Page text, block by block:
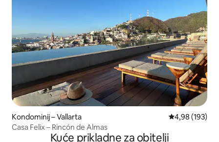
Kondominij – Vallarta Prosječna
4,98 (193)
Casa Felix – Rincón de Almas
Kuće prikladne za obitelji